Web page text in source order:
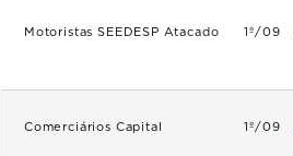
Motoristas SEEDESP Atacado 1º/09
Comerciários Capital 1º/09